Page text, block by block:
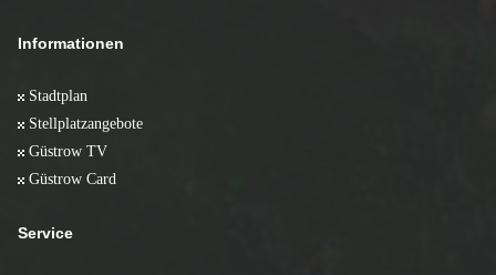
Informationen
Stadtplan
Stellplatzangebote
Güstrow TV
Güstrow Card
Service